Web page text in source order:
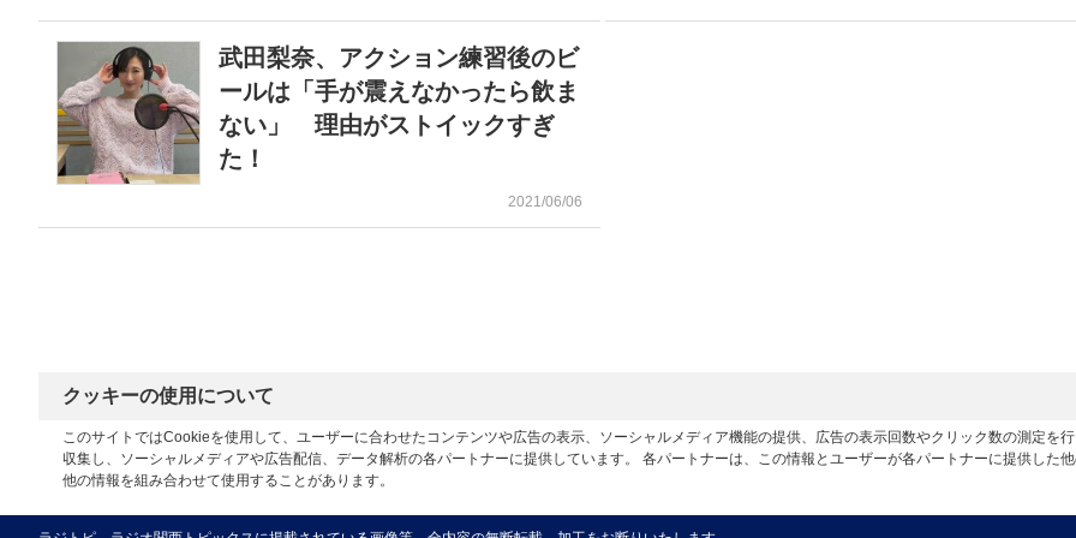
武田梨奈、アクション練習後のビ
ールは「手が震えなかったら飲ま
ない」 理由がストイックすぎ
た！
2021/06/06
クッキーの使用について
このサイトではCookieを使用して、ユーザーに合わせたコンテンツや広告の表示、ソーシャルメディア機能の提供、広告の表示回数やクリック数の測定を
収集し、ソーシャルメディアや広告配信、データ解析の各パートナーに提供しています。 各パートナーは、この情報とユーザーが各パートナーに提供した
他の情報を組み合わせて使用することがあります。